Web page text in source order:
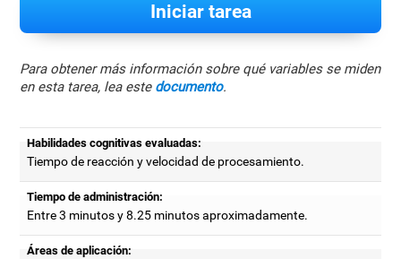
Iniciar tarea
Para obtener más información sobre qué variables se miden
en esta tarea, lea este documento.
Habilidades cognitivas evaluadas:
Tiempo de reacción y velocidad de procesamiento.
Tiempo de administración:
Entre 3 minutos y 8.25 minutos aproximadamente.
Áreas de aplicación: